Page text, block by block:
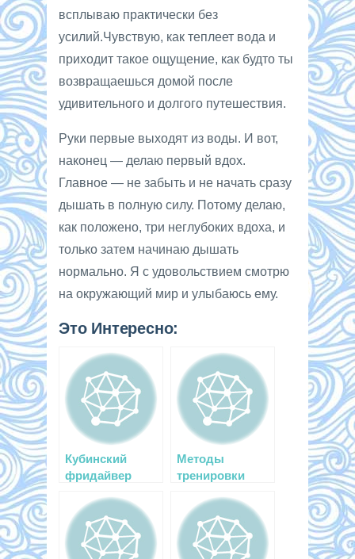
всплываю практически без
усилий.Чувствую, как теплеет вода и
приходит такое ощущение, как будто ты
возвращаешься домой после
удивительного и долгого путешествия.
Руки первые выходят из воды. И вот,
наконец — делаю первый вдох.
Главное — не забыть и не начать сразу
дышать в полную силу. Потому делаю,
как положено, три неглубоких вдоха, и
только затем начинаю дышать
нормально. Я с удовольствием смотрю
на окружающий мир и улыбаюсь ему.
Это Интересно:
Кубинский
фридайвер
за рекордом
Методы
тренировки